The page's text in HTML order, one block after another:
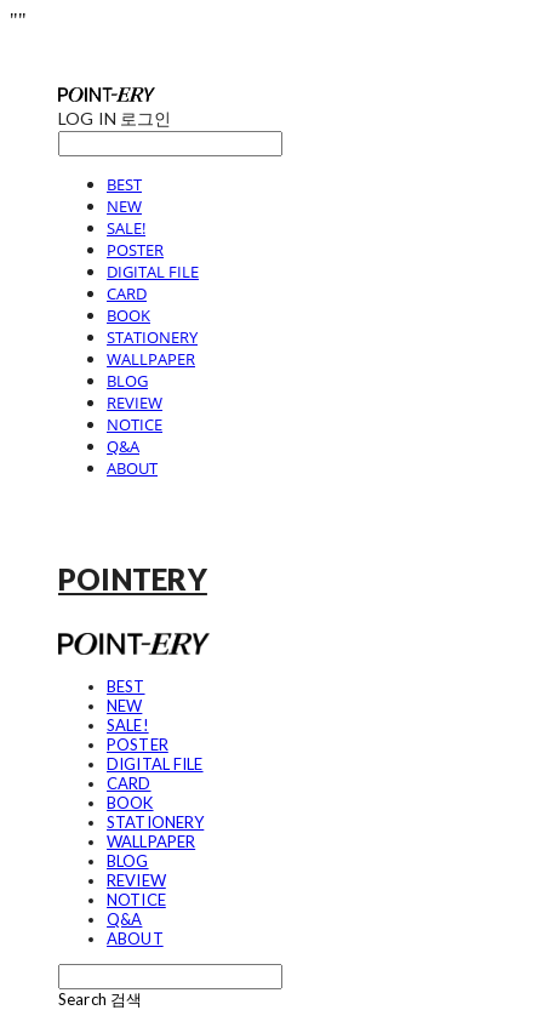
""
LOG IN 로그인
BEST
NEW
SALE!
POSTER
DIGITAL FILE
CARD
BOOK
STATIONERY
WALLPAPER
BLOG
REVIEW
NOTICE
Q&A
ABOUT
POINTERY
BEST
NEW
SALE!
POSTER
DIGITAL FILE
CARD
BOOK
STATIONERY
WALLPAPER
BLOG
REVIEW
NOTICE
Q&A
ABOUT
Search 검색